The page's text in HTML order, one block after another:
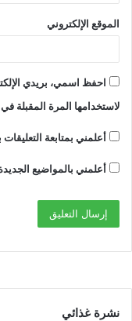
الموقع الإلكتروني
احفظ اسمي، بريدي
لاستخدامها المرة المقبلة
أعلمني بمتابعة
أعلمني بالمواضيع
نشرة غذائي